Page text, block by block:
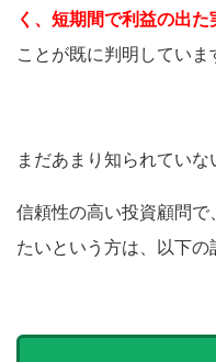
く、短期間で利益の出
ことが既に判明していま
まだあまり知られていな
信頼性の高い投資顧問で
たいという方は、以下の